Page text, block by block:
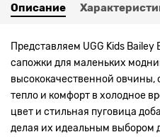
Описание
Представляем UGG Kids
сапожки для маленьких
высококачественной
тепло и комфорт в холодное
цвет и стильная пуговица
делая их идеальным выбором